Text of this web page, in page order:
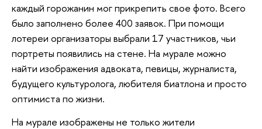
каждый горожанин мог прикрепить свое фото. Всего
было заполнено более 400 заявок. При помощи
лотереи организаторы выбрали 17 участников, чьи
портреты появились на стене. На мурале можно
найти изображения адвоката, певицы, журналиста,
будущего культуролога, любителя биатлона и просто
оптимиста по жизни.
На мурале изображены не только жители